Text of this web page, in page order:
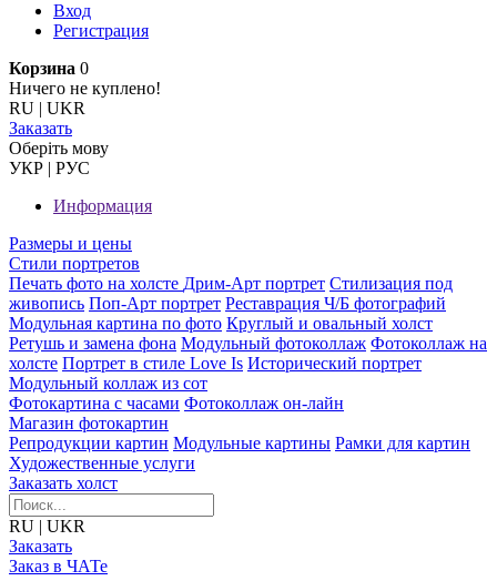
Вход
Регистрация
Корзина 0
Ничего не куплено!
RU | UKR
Заказать
Оберiть мову
УКР | РУС
Информация
Размеры и цены
Стили портретов
Печать фото на холсте Дрим-Арт портрет Стилизация под
живопись Поп-Арт портрет Реставрация Ч/Б фотографий
Модульная картина по фото Круглый и овальный холст
Ретушь и замена фона Модульный фотоколлаж Фотоколлаж на
холсте Портрет в стиле Love Is Исторический портрет
Модульный коллаж из сот
Фотокартина с часами Фотоколлаж он-лайн
Магазин фотокартин
Репродукции картин Модульные картины Рамки для картин
Художественные услуги
Заказать холст
RU | UKR
Заказать
Заказ в ЧАТе